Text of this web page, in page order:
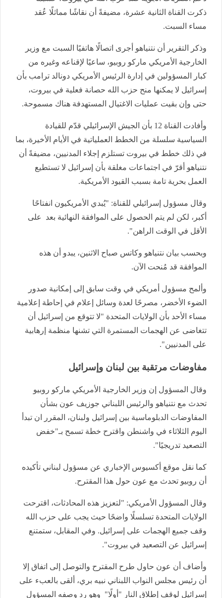
ذكرت القناة الثانية عشرة، مضيفةً أن نقاشًا مماثلًا عُقد
مساء السبت.
وذكر التقرير أن نتنياهو أجرى اتصالًا هاتفيًا السبت مع وزير
الخارجية الأمريكي ماركو روبيو، ساعيًا لإقناعه وغيره من
كبار المسؤولين في إدارة الرئيس الأمريكي دونالد ترامب بأن
إسرائيل لا يمكنها منح حزب الله حصانة فعلية في بيروت،
حتى وإن بقيت عمليات الاغتيال المستهدفة هناك مسموحة.
وأفادت القناة 12 بأن الجيش الإسرائيلي قدّم للقيادة
السياسية سلسلة من الخطط العملياتية في الأيام الأخيرة، بما
في ذلك خطط في بيروت تستلزم إجلاء المدنيين، مضيفةً أن
نتنياهو أقرّ في اجتماعات مغلقة بأن إسرائيل لا تستطيع
العمل بحرية تامة بسبب القيود الأمريكية.
وقال مسؤول إسرائيلي للقناة: "يُبدي الأمريكيون انفتاحًا
أكبر، لكن لم يتم الحصول على الموافقة النهائية بعد على
الأقل في الوقت الراهن".
وبحسب بيان نتنياهو وكاتس صباح الاثنين، يبدو أن هذه
الموافقة قد مُنحت الآن.
وألمح مسؤول أمريكي في وقت سابق إلى إمكانية صدور
الضوء الأخضر، مصرحًا لعدة وسائل إعلام في إحاطة إعلامية
مساء الأحد بأن الولايات المتحدة "لا تتوقع من إسرائيل أن
تتغاضى عن الهجمات المستمرة التي تشنها منظمة إرهابية
على المدنيين".
مفاوضات مرتقبة بين لبنان وإسرائيل
وقال المسؤول إن وزير الخارجية الأمريكي ماركو روبيو
تحدث مع نتنياهو والرئيس اللبناني جوزيف عون بشأن
المفاوضات الدبلوماسية بين إسرائيل ولبنان، المقرر ان تبدأ
اليوم الثلاثاء في واشنطن واقترح خطة تسمح بـ"خفض
التصعيد تدريجيًا".
كما نقل موقع أكسيوس الإخباري عن مسؤول لبناني تأكيده
أن روبيو تحدث مع عون حول هذا المقترح.
وقال المسؤول الأمريكي: "لتعزيز هذه المحادثات، اقترحت
الولايات المتحدة تسلسلًا واضحًا حيث يجب على حزب الله
وقف جميع الهجمات على إسرائيل. وفي المقابل، ستمتنع
إسرائيل عن التصعيد في بيروت".
وأضاف أن عون حاول طرح المقترح والتوصل إلى اتفاق إلا
أن رئيس مجلس النواب اللبناني نبيه بري، ألقى بالعبء على
إسرائيل لوقف إطلاق النار "أولًا" وهو رد وصفه المسؤول